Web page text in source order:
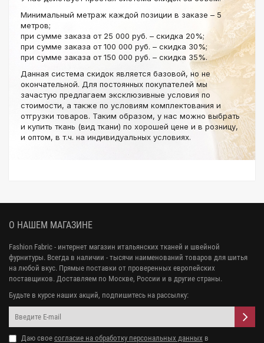
Минимальный метраж каждой позиции в заказе – 5
метров;
при сумме заказа от 25 000 руб. – скидка 20%;
при сумме заказа от 100 000 руб. – скидка 30%;
при сумме заказа от 150 000 руб. – скидка 35%.
Данная система скидок является базовой, но не
окончательной. Для постоянных покупателей мы
зачастую предлагаем эксклюзивные условия по
стоимости, а также по условиям комплектования и
отгрузки товаров. Таким образом, у нас можно выбрать
и купить ткань (вид ткани) по хорошей цене и в розницу,
и оптом, в т.ч. на индивидуальных условиях.
О НАШЕМ МАГАЗИНЕ
Fashion Fabric - интернет магазин итальянских тканей и швейной
фурнитуры. Всегда в наличии - тысячи наименований товаров для шитья
на любой вкус. Прямые поставки от проверенных европейских
поставщиков. Доставляем по Москве, России и в другие страны.
Будьте в курсе наших акций, подпишитесь на рассылку:
Даю свое согласие на обработку персональных данных в